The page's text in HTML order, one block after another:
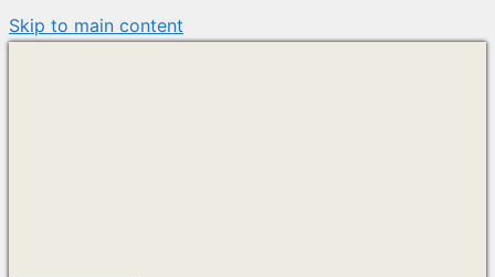
Skip to main content